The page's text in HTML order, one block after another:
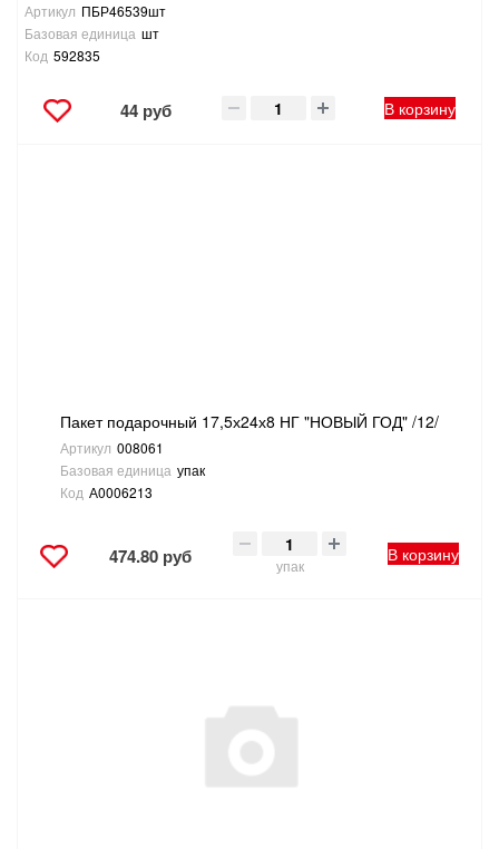
Артикул ПБР46539шт
Базовая единица шт
Код 592835
44 руб В корзину
Пакет подарочный 17,5х24х8 НГ "НОВЫЙ ГОД" /12/
Артикул 008061
Базовая единица упак
Код А0006213
474.80 руб упак
В корзину